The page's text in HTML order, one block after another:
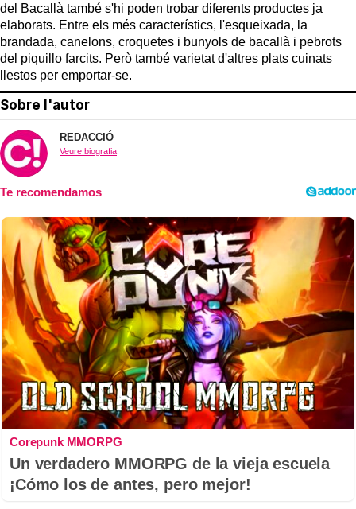
del Bacallà també s'hi poden trobar diferents productes ja
elaborats. Entre els més característics, l'esqueixada, la
brandada, canelons, croquetes i bunyols de bacallà i pebrots
del piquillo farcits. Però també varietat d'altres plats cuinats
llestos per emportar-se.
Sobre l'autor
REDACCIÓ
Veure biografia
Corepunk MMORPG
Un verdadero MMORPG de la vieja escuela
¡Cómo los de antes, pero mejor!